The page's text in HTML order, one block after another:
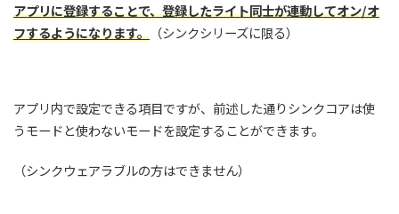
アプリに登録することで、登録したライト同士が連動してオン/オ
フするようになります。 （シンクシリーズに限る）
アプリ内で設定できる項目ですが、前述した通りシンクコアは使
うモードと使わないモードを設定することができます。
（シンクウェアラブルの方はできません）